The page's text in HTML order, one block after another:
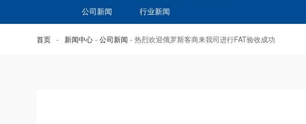
公司新闻 行业新闻
首页 - 新闻中心 - 公司新闻 - 热烈欢迎俄罗斯客商来我司进行FAT验收成功